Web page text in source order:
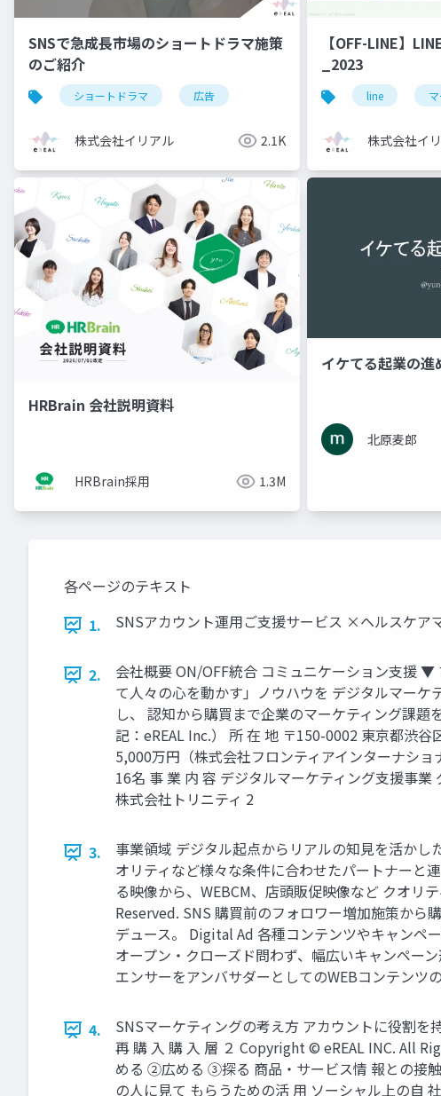
SNSで急成長市場のショートドラマ施策
のご紹介
ショートドラマ 広告
株式会社イリアル 2.1K
【OFF-LINE】
_2023
line
株式会社イ
HRBrain 会社説明資料
HRBrain採用 1.3M
イケてる起業の進
北原麦郎
各ページのテキスト
1.
SNSアカウント運用ご支援サービス ×ヘルスケア
2.
会社概要 ON/OFF統合 コミュニケーション支援
て人々の心を動かす」ノウハウを デジタルマー
し、 認知から購買まで企業のマーケティング課
記：eREAL Inc.） 所 在 地 〒150-0002 東京都渋
5,000万円（株式会社フロンティアインターナシ
16名 事 業 内 容 デジタルマーケティング支援事
株式会社トリニティ 2
3.
事業領域 デジタル起点からリアルの知見を活か
オリティなど様々な条件に合わせたパートナーと
る映像から、WEBCM、店頭販促映像など クオリ
Reserved. SNS 購買前のフォロワー増加施策から
デュース。 Digital Ad 各種コンテンツやキャンペ
オープン・クローズド問わず、幅広いキャンペー
エンサーをアンバサダーとしてのWEBコンテン
4.
SNSマーケティングの考え方 アカウントに役割を
再 購 入 購 入 層 ２ Copyright © eREAL INC. All
める ②広める ③探る 商品・サービス情 報との接
の人に見て もらうための活 用 ソーシャル上の自